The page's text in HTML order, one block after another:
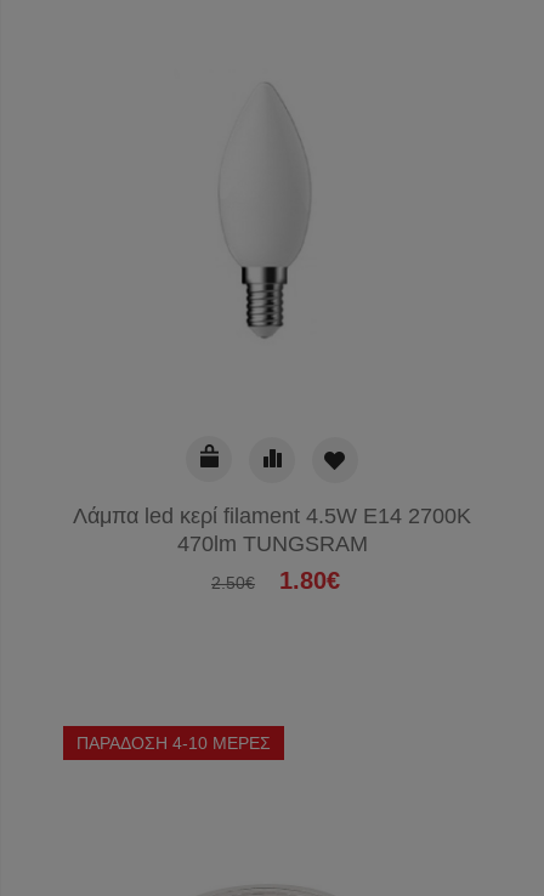
Λάμπα led κερί filament 4.5W E14 2700K
470lm TUNGSRAM
2.50€ 1.80€
ΠΑΡΑΔΟΣΗ 4-10 ΜΕΡΕΣ